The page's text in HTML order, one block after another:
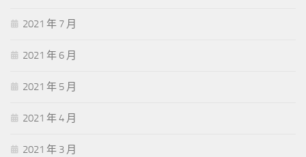
2021 年 7 月
2021 年 6 月
2021 年 5 月
2021 年 4 月
2021 年 3 月